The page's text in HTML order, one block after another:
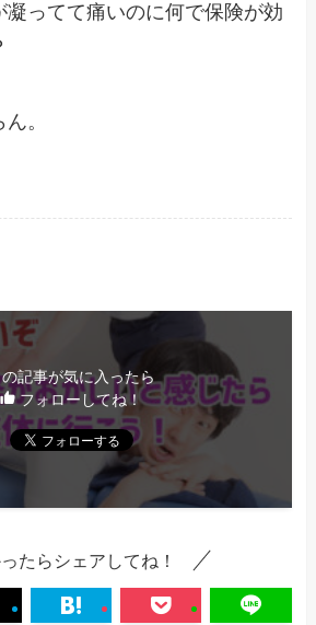
凝ってて痛いのに何で保険が効
。
記事が気に入ったら
フォローしてね！
たらシェアしてね！